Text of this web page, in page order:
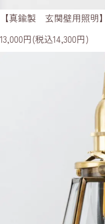
【真鍮製 玄関壁用照明
13,000円(税込14,300円)